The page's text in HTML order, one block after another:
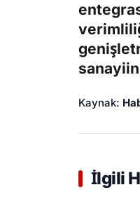
Kaynak:
İlgili